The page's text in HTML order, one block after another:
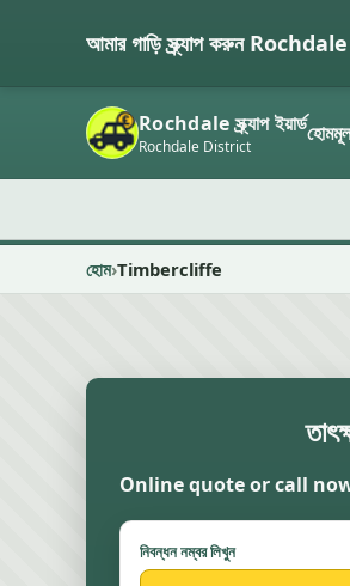
আমার গাড়ি স্ক্র্যাপ করুন Rochdale
Rochdale স্ক্র্যাপ ইয়ার্ড
Rochdale District হোম
হোম Timbercliffe
Online quote or call
নিবন্ধন নম্বর লিখুন